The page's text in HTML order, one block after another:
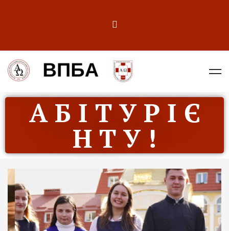
А Б І Т У Р І Є
Н Т У !